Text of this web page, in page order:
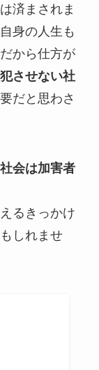
済まされま
身の人生も
から仕方が
させない社
だと思わさ
会は加害者
るきっかけ
しれませ